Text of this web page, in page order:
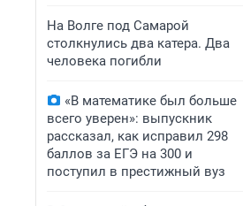
На Волге под Самарой
столкнулись два катера. Два
человека погибли
«В математике был больше
всего уверен»: выпускник
рассказал, как исправил 298
баллов за ЕГЭ на 300 и
поступил в престижный вуз